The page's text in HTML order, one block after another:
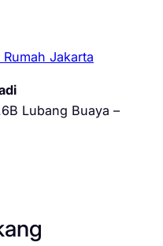
Jakarta
Lubang Buaya –